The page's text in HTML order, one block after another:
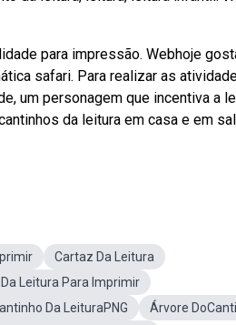
para impressão. Webhoje
safari. Para realizar as
um personagem que incentiva a
da leitura em casa e em
Cartaz Da Leitura
Leitura Para Imprimir
Da LeituraPNG
Árvore